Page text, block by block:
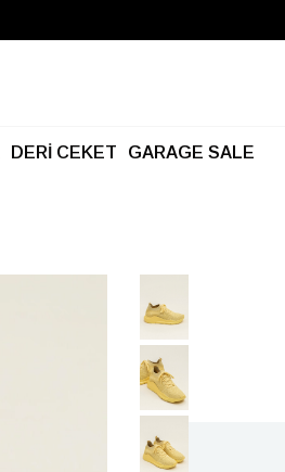
DERİ CEKET GARAGE SALE